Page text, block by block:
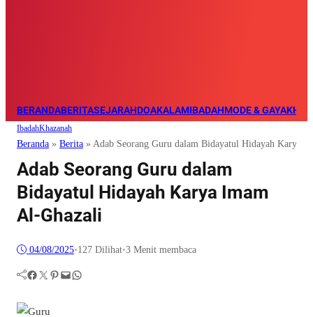
BERANDABERITASEJARAHDOAKALAMIBADAHMODE & GAYA
IbadahKhazanah
Beranda » Berita » Adab Seorang Guru dalam Bidayatul Hidayah Karya
Adab Seorang Guru dalam
Bidayatul Hidayah Karya Imam
Al-Ghazali
04/08/2025•127 Dilihat•3 Menit membaca
Facebook Twitter Pinterest Mail WhatsApp